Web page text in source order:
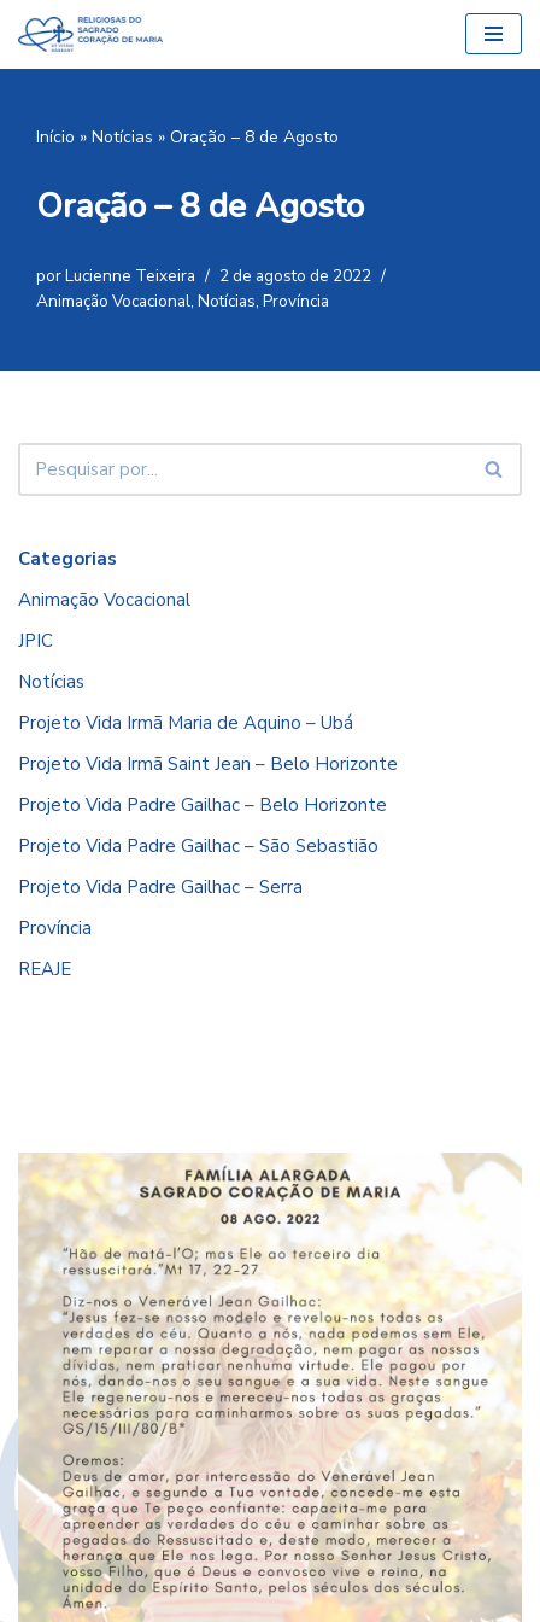
Pular
Início » Notícias » Oração – 8 de Agosto
Oração – 8 de Agosto
porLucienne Teixeira
2 de agosto de 2022
Animação Vocacional, Notícias, Província
Categorias
Animação Vocacional
JPIC
Notícias
Projeto Vida Irmã Maria de Aquino – Ubá
Projeto Vida Irmã Saint Jean – Belo Horizonte
Projeto Vida Padre Gailhac – Belo Horizonte
Projeto Vida Padre Gailhac – São Sebastião
Projeto Vida Padre Gailhac – Serra
Província
REAJE